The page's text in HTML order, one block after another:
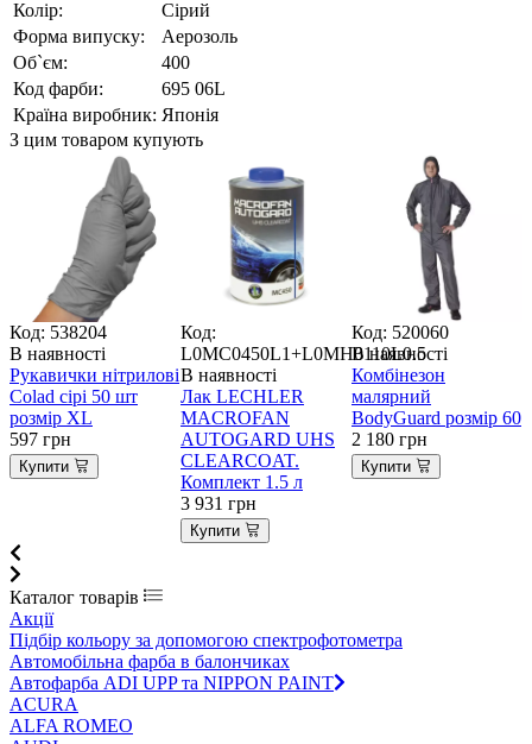
Колір:
Сірий
Форма випуску:
Аерозоль
Об`єм:
400
Код фарби:
695 06L
Країна виробник: Японія
З цим товаром купують
Код: 538204
В наявності
Рукавички нітрилові
Colad сірі 50 шт
розмір XL
597 грн
Купити
Код:
L0MC0450L1+L0MH0110L0.5
В наявності
Лак LECHLER
MACROFAN
AUTOGARD UHS
CLEARCOAT.
Комплект 1.5 л
3 931 грн
Купити
Код: 520060
В наявності
Комбінезон
малярний
BodyGuard розмір 60
2 180 грн
Купити
Каталог товарів
Акції
Підбір кольору за допомогою спектрофотометра
Автомобільна фарба в балончиках
Автофарба ADI UPP та NIPPON PAINT
ACURA
ALFA ROMEO